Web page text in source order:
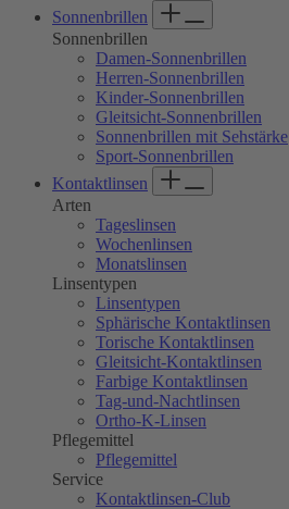
Sonnenbrillen
Sonnenbrillen
Damen-Sonnenbrillen
Herren-Sonnenbrillen
Kinder-Sonnenbrillen
Gleitsicht-Sonnenbrillen
Sonnenbrillen mit Sehstärke
Sport-Sonnenbrillen
Kontaktlinsen
Arten
Tageslinsen
Wochenlinsen
Monatslinsen
Linsentypen
Linsentypen
Sphärische Kontaktlinsen
Torische Kontaktlinsen
Gleitsicht-Kontaktlinsen
Farbige Kontaktlinsen
Tag-und-Nachtlinsen
Ortho-K-Linsen
Pflegemittel
Pflegemittel
Service
Kontaktlinsen-Club